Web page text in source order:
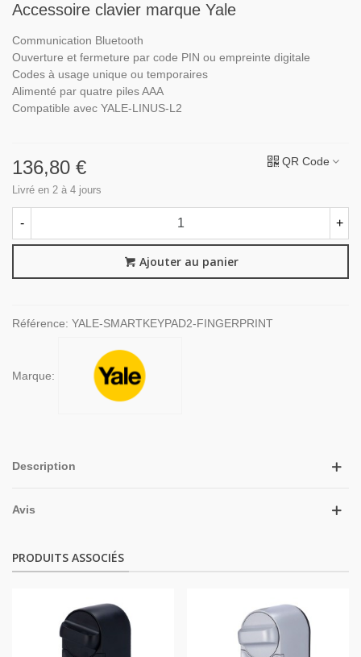
Accessoire clavier marque Yale
Communication Bluetooth
Ouverture et fermeture par code PIN ou empreinte digitale
Codes à usage unique ou temporaires
Alimenté par quatre piles AAA
Compatible avec YALE-LINUS-L2
136,80 €
Livré en 2 à 4 jours
QR Code
- +
Ajouter au panier
Référence: YALE-SMARTKEYPAD2-FINGERPRINT
Marque:
Description
Avis
PRODUITS ASSOCIÉS